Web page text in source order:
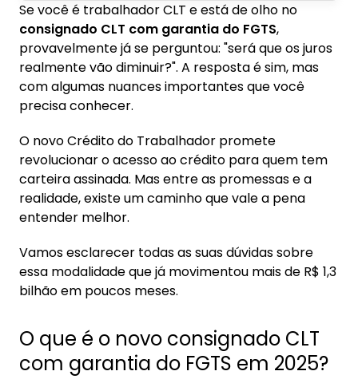
1. O que é o novo consignado CLT com
garantia do FGTS em 2025?
1.1. Quem pode contratar o empréstimo
consignado CLT
Crédito do Trabalhador?
3. Quanto os juros vão diminuir com a garantia
do FGTS?
3.1. Comparação: juros do consignado
3.2. Por que o FGTS como garantia reduz as
taxas de juros
consignado CLT?
4.1. Limite de 10% do saldo do FGTS para
garantia
Se você é trabalhador CLT e está de olho no
consignado CLT com garantia do FGTS,
provavelmente já se perguntou: "será que os juros
realmente vão diminuir?". A resposta é sim, mas
com algumas nuances importantes que você
precisa conhecer.
O novo Crédito do Trabalhador promete
revolucionar o acesso ao crédito para quem tem
carteira assinada. Mas entre as promessas e a
realidade, existe um caminho que vale a pena
entender melhor.
Vamos esclarecer todas as suas dúvidas sobre
essa modalidade que já movimentou mais de R$ 1,3
bilhão em poucos meses.
O que é o novo consignado CLT
com garantia do FGTS em 2025?